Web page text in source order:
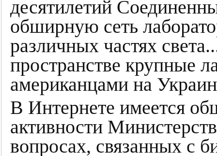
десятилетий
обширную сеть
различных частях
пространстве крупные
американцами на
В Интернете имеется
активности
вопросах, связанных с